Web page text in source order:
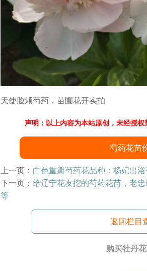
天使脸颊芍药，苗圃花开实拍
声明：以上内容为本站原创，未经授
芍药花苗
上一页： 白色重瓣芍药花品种：杨妃出
下一页：给辽宁花友挖的芍药花苗，老
等
返回栏目
购买牡丹